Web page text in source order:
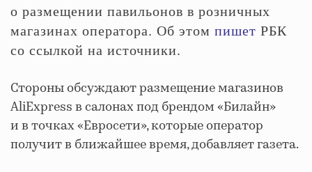
о размещении павильонов в розничных
магазинах оператора. Об этом пишет РБК
со ссылкой на источники.
Стороны обсуждают размещение магазинов
AliExpress в салонах под брендом «Билайн»
и в точках «Евросети», которые оператор
получит в ближайшее время, добавляет газета.